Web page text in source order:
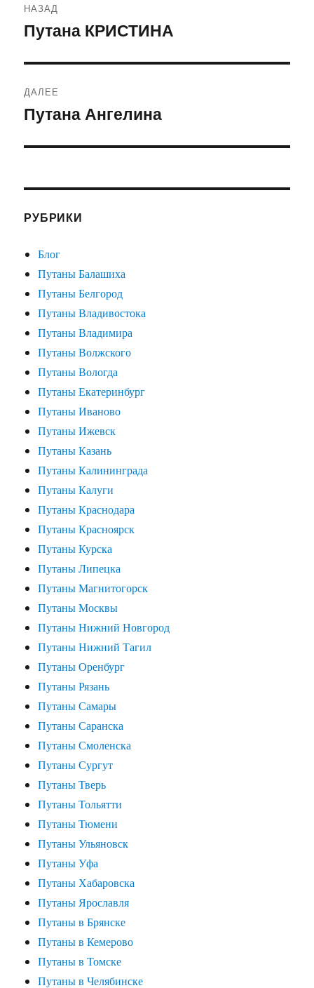
по
НАЗАД
Предыдущая
Путана КРИСТИНА
ДАЛЕЕ
Следующая
Путана Ангелина
РУБРИКИ
Блог
Путаны Балашиха
Путаны Белгород
Путаны Владивостока
Путаны Владимира
Путаны Волжского
Путаны Вологда
Путаны Екатеринбург
Путаны Иваново
Путаны Ижевск
Путаны Казань
Путаны Калининграда
Путаны Калуги
Путаны Краснодара
Путаны Красноярск
Путаны Курска
Путаны Липецка
Путаны Магнитогорск
Путаны Москвы
Путаны Нижний Новгород
Путаны Нижний Тагил
Путаны Оренбург
Путаны Рязань
Путаны Самары
Путаны Саранска
Путаны Смоленска
Путаны Сургут
Путаны Тверь
Путаны Тольятти
Путаны Тюмени
Путаны Ульяновск
Путаны Уфа
Путаны Хабаровска
Путаны Ярославля
Путаны в Брянске
Путаны в Кемерово
Путаны в Томске
Путаны в Челябинске